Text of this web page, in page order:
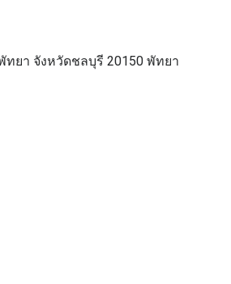
ยา จังหวัดชลบุรี 20150 พัทยา